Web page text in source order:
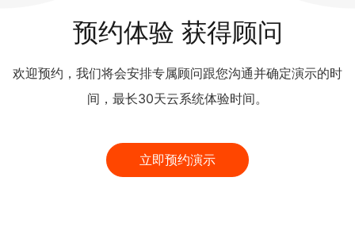
预约体验 获得顾问
欢迎预约，我们将会安排专属顾问跟您沟通并确定演示的时
间，最长30天云系统体验时间。
立即预约演示